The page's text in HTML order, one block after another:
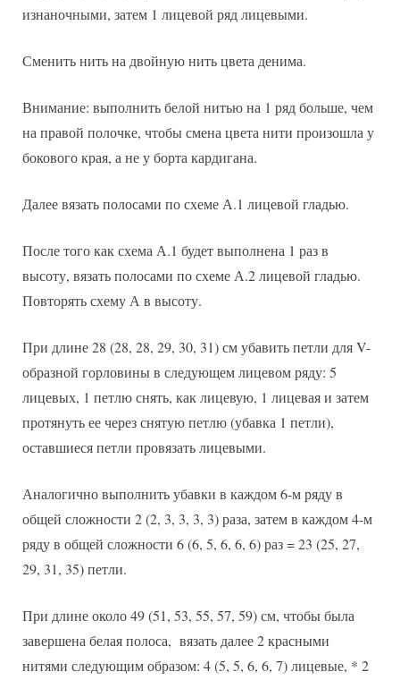
изнаночными, затем 1 лицевой ряд лицевыми.
Сменить нить на двойную нить цвета денима.
Внимание: выполнить белой нитью на 1 ряд больше, чем
на правой полочке, чтобы смена цвета нити произошла у
бокового края, а не у борта кардигана.
Далее вязать полосами по схеме А.1 лицевой гладью.
После того как схема А.1 будет выполнена 1 раз в
высоту, вязать полосами по схеме А.2 лицевой гладью.
Повторять схему А в высоту.
При длине 28 (28, 28, 29, 30, 31) см убавить петли для V-
образной горловины в следующем лицевом ряду: 5
лицевых, 1 петлю снять, как лицевую, 1 лицевая и затем
протянуть ее через снятую петлю (убавка 1 петли),
оставшиеся петли провязать лицевыми.
Аналогично выполнить убавки в каждом 6-м ряду в
общей сложности 2 (2, 3, 3, 3, 3) раза, затем в каждом 4-м
ряду в общей сложности 6 (6, 5, 6, 6, 6) раз = 23 (25, 27,
29, 31, 35) петли.
При длине около 49 (51, 53, 55, 57, 59) см, чтобы была
завершена белая полоса, вязать далее 2 красными
нитями следующим образом: 4 (5, 5, 6, 6, 7) лицевые, * 2